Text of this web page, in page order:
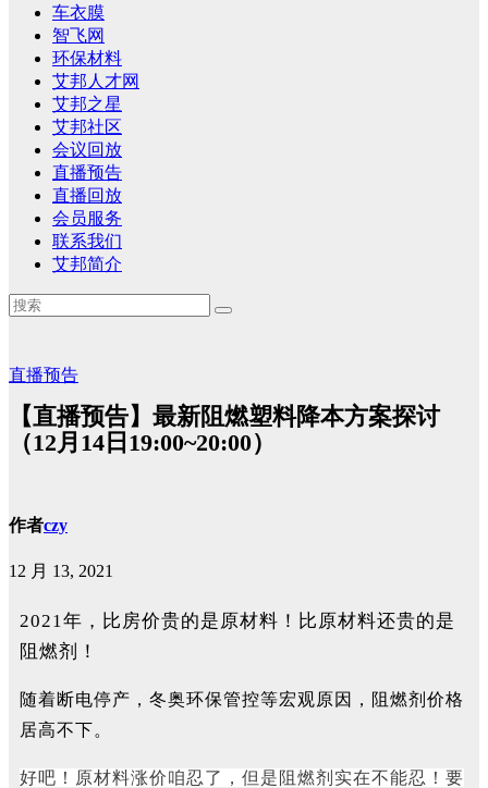
车衣膜
智飞网
环保材料
艾邦人才网
艾邦之星
艾邦社区
会议回放
直播预告
直播回放
会员服务
联系我们
艾邦简介
直播预告
【直播预告】最新阻燃塑料降本方案探讨
（12月14日19:00~20:00）
作者czy
12 月 13, 2021
2021年，比房价贵的是原材料！比原材料还贵的是
阻燃剂！
随着断电停产，冬奥环保管控等宏观原因，阻燃剂价格
居高不下。
好吧！原材料涨价咱忍了，但是阻燃剂实在不能忍！要